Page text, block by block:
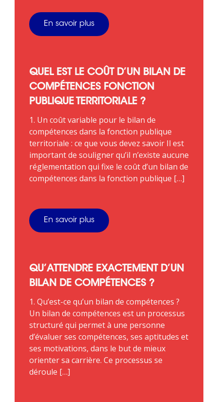
En savoir plus
QUEL EST LE COÛT D’UN BILAN DE
COMPÉTENCES FONCTION
PUBLIQUE TERRITORIALE ?
1. Un coût variable pour le bilan de
compétences dans la fonction publique
territoriale : ce que vous devez savoir Il est
important de souligner qu’il n’existe aucune
réglementation qui fixe le coût d’un bilan de
compétences dans la fonction publique […]
En savoir plus
QU’ATTENDRE EXACTEMENT D’UN
BILAN DE COMPÉTENCES ?
1. Qu’est-ce qu’un bilan de compétences ?
Un bilan de compétences est un processus
structuré qui permet à une personne
d’évaluer ses compétences, ses aptitudes et
ses motivations, dans le but de mieux
orienter sa carrière. Ce processus se
déroule […]